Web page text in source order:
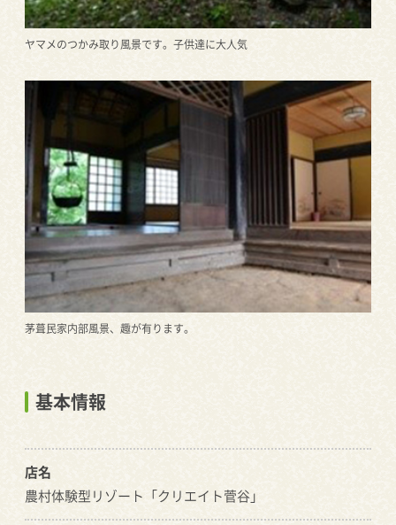
ヤマメのつかみ取り風景です。子供達に大人気
茅葺民家内部風景、趣が有ります。
基本情報
店名
農村体験型リゾート「クリエイト菅谷」